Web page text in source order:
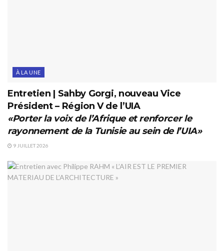
À LA UNE
Entretien | Sahby Gorgi, nouveau Vice
Président – Région V de l’UIA
«Porter la voix de l’Afrique et renforcer le
rayonnement de la Tunisie au sein de l’UIA»
9 JUILLET 2026